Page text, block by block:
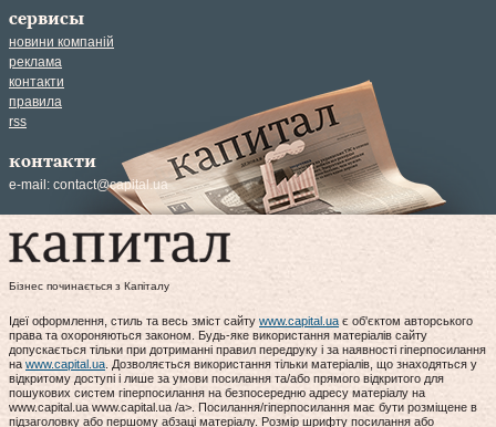
сервисы
новини компаній
реклама
контакти
правила
rss
контакти
e-mail: contact@capital.ua
Бізнес починається з Капіталу
Ідеї оформлення, стиль та весь зміст сайту www.capital.ua є об'єктом авторського
права та охороняються законом. Будь-яке використання матеріалів сайту
допускається тільки при дотриманні правил передруку і за наявності гіперпосилання
на www.capital.ua. Дозволяється використання тільки матеріалів, що знаходяться у
відкритому доступі і лише за умови посилання та/або прямого відкритого для
пошукових систем гіперпосилання на безпосередню адресу матеріалу на
www.capital.ua www.capital.ua /a>. Посилання/гіперпосилання має бути розміщене в
підзаголовку або першому абзаці матеріалу. Розмір шрифту посилання або